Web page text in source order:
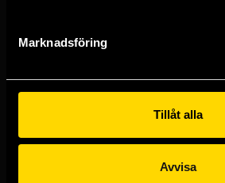
Marknadsföring
Tillåt alla
Avvisa
Södra Förstadsgatan 26
211 43 Malmö